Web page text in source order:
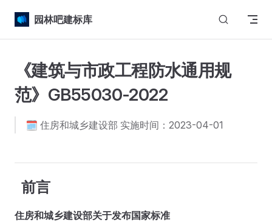
Skip to content
园林吧建标库
《建筑与市政工程防水通用规
范》GB55030-2022
🗓️ 住房和城乡建设部 实施时间：2023-04-01
前言
住房和城乡建设部关于发布国家标准